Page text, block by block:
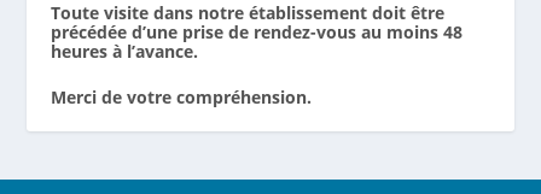
Toute visite dans notre établissement doit être
précédée d’une prise de rendez-vous au moins 48
heures à l’avance.
Merci de votre compréhension.